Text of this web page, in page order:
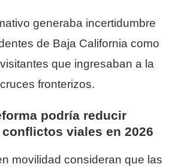
generaba incertidumbre
de Baja California como
que ingresaban a la
fronterizos.
podría reducir
viales en 2026
movilidad consideran que las